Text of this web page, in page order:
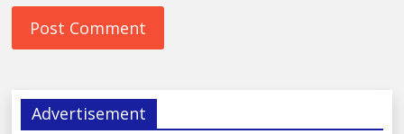
Advertisement